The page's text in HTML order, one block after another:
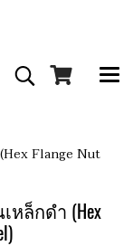
Flange Nut
ล็กดำ (Hex